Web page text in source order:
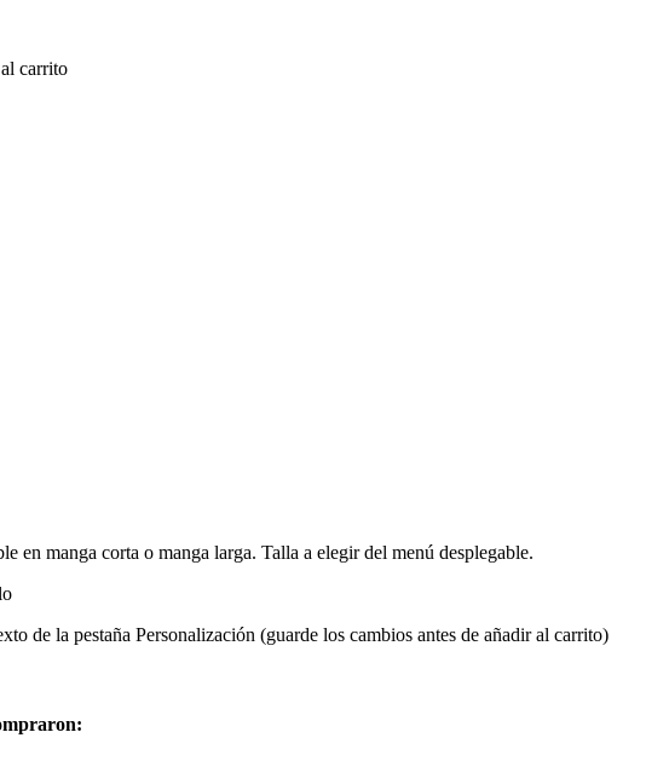
carrito
en manga corta o manga larga. Talla a elegir del menú desplegable.
de la pestaña Personalización (guarde los cambios antes de añadir al carrito)